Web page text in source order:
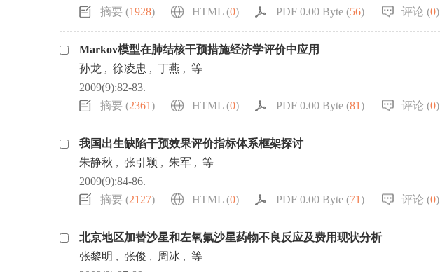
摘要 (1928) HTML (0) PDF 0.00 Byte (56) 评论 (0)
Markov模型在肺结核干预措施经济学评价中应用
孙龙 , 徐凌忠 , 丁燕 , 等
2009(9):82-83.
摘要 (2361) HTML (0) PDF 0.00 Byte (81) 评论 (0)
我国出生缺陷干预效果评价指标体系框架探讨
朱静秋 , 张引颖 , 朱军 , 等
2009(9):84-86.
摘要 (2127) HTML (0) PDF 0.00 Byte (71) 评论 (0)
北京地区加替沙星和左氧氟沙星药物不良反应及费用现状分析
张黎明 , 张俊 , 周冰 , 等